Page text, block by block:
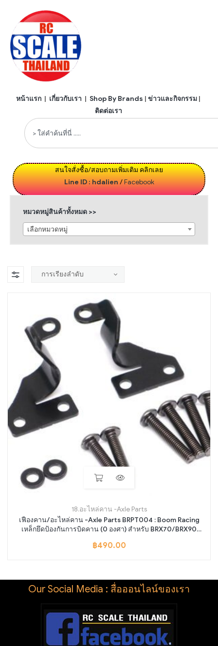
หน้าแรก | เกี่ยวกับเรา | Shop By Brands | ข่าวและกิจกรรม |
ติดต่อเรา
สนใจสั่งซื้อ/สอบถามเพิ่มเติม คลิกเลย
Line ID : hdalien/Facebook
หมวดหมู่สินค้าทั้งหมด >>
เลือกหมวดหมู่
18.อะไหล่คาน -Axle Parts
เฟืองคาน/อะไหล่คาน -Axle Parts BRPT004 : Boom Racing
เหล็กยึดป้องกันการบิดคาน (0 องศา) สำหรับ BRX70/BRX90
฿490.00
Our Social Media : สื่อออนไลน์ของเรา